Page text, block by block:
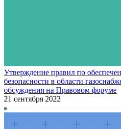
Утверждение правил по
безопасности в области
обсуждения на Правовом форуме
21 сентября 2022